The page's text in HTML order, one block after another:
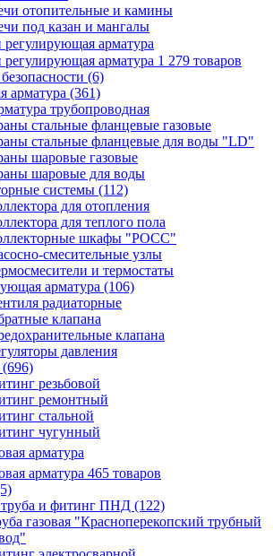
отопительные и камины
под казан и мангалы
регулирующая арматура
регулирующая арматура 1 279 товаров
(6)
арматура (361)
трубопроводная
стальные фланцевые газовые
стальные фланцевые для воды "LD"
шаровые газовые
шаровые для воды
системы (112)
для отопления
для теплого пола
шкафы "РОСС"
смесительные узлы
и термостаты
арматура (106)
радиаторные
клапана
клапана
давления
(696)
резьбовой
ремонтный
стальной
чугунный
арматура
арматура 465 товаров
труба и фитинг ПНД (122)
газовая "Красноперекопский трубный